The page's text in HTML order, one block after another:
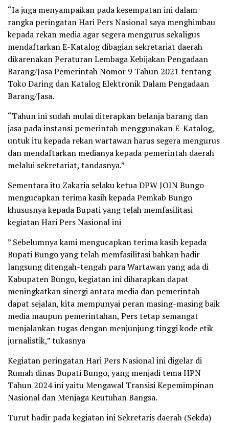
“Ia juga menyampaikan pada kesempatan ini dalam
rangka peringatan Hari Pers Nasional saya menghimbau
kepada rekan media agar segera mengurus sekaligus
mendaftarkan E-Katalog dibagian sekretariat daerah
dikarenakan Peraturan Lembaga Kebijakan Pengadaan
Barang/Jasa Pemerintah Nomor 9 Tahun 2021 tentang
Toko Daring dan Katalog Elektronik Dalam Pengadaan
Barang/Jasa.
“Tahun ini sudah mulai diterapkan belanja barang dan
jasa pada instansi pemerintah menggunakan E-Katalog,
untuk itu kepada rekan wartawan harus segera mengurus
dan mendaftarkan medianya kepada pemerintah daerah
melalui sekretariat, tandasnya.”
Sementara itu Zakaria selaku ketua DPW JOIN Bungo
mengucapkan terima kasih kepada Pemkab Bungo
khususnya kepada Bupati yang telah memfasilitasi
kegiatan Hari Pers Nasional ini
” Sebelumnya kami mengucapkan terima kasih kepada
Bupati Bungo yang telah memfasilitasi bahkan hadir
langsung ditengah-tengah para Wartawan yang ada di
Kabupaten Bungo, kegiatan ini diharapkan dapat
meningkatkan sinergi antara media dan pemerintah
dapat sejalan, kita mempunyai peran masing-masing baik
media maupun pemerintahan, Pers tetap semangat
menjalankan tugas dengan menjunjung tinggi kode etik
jurnalistik,” tukasnya
Kegiatan peringatan Hari Pers Nasional ini digelar di
Rumah dinas Bupati Bungo, yang menjadi tema HPN
Tahun 2024 ini yaitu Mengawal Transisi Kepemimpinan
Nasional dan Menjaga Keutuhan Bangsa.
Turut hadir pada kegiatan ini Sekretaris daerah (Sekda)